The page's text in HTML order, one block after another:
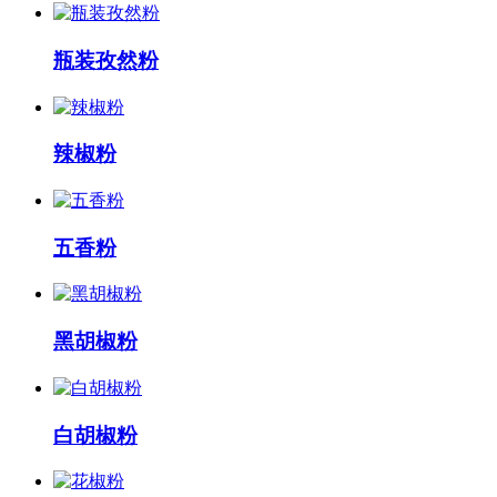
瓶装孜然粉
辣椒粉
五香粉
黑胡椒粉
白胡椒粉